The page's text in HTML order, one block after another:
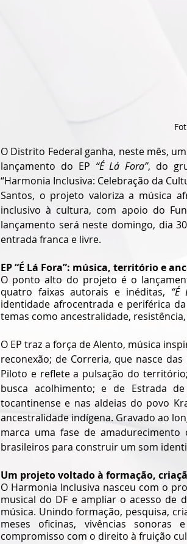
O Distrito Federal ganha, neste mês,
lançamento do EP “É Lá Fora”, do
“Harmonia Inclusiva: Celebração da
Santos, o projeto valoriza a música
inclusivo à cultura, com apoio do
lançamento será neste domingo, dia
entrada franca e livre.
EP “É Lá Fora”: música, território e
O ponto alto do projeto é o
quatro faixas autorais e inéditas, “É
identidade afrocentrada e periférica
temas como ancestralidade,
O EP traz a força de Alento, música
reconexão; de Correria, que nasce
Piloto e reflete a pulsação do
busca acolhimento; e de Estrada
tocantinense e nas aldeias do povo
ancestralidade indígena. Gravado ao
marca uma fase de
brasileiros para construir um som
Um projeto voltado à formação,
O Harmonia Inclusiva nasceu com o
musical do DF e ampliar o acesso de
música. Unindo formação, pesquisa,
meses oficinas, vivências
compromisso com o direito à fruição